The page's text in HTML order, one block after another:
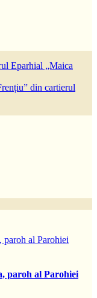
Eparhial „Maica
din cartierul
paroh al Parohiei